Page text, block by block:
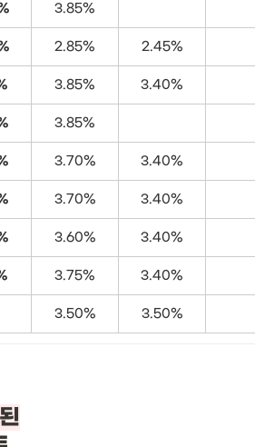
3.85%
2.85% 2.45%
3.85% 3.40%
3.85%
3.70% 3.40%
3.70% 3.40%
3.60% 3.40%
3.75% 3.40%
3.50% 3.50%